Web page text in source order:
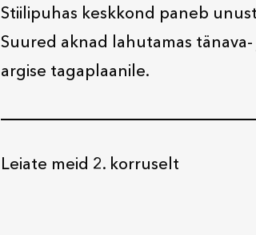
Stiilipuhas keskkond paneb
Suured aknad lahutamas
argise tagaplaanile.
Leiate meid 2. korruselt